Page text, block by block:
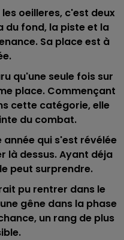
oeilleres, c'est deux
du fond, la piste et la
Sa place est à
qu'une seule fois sur
place. Commençant
cette catégorie, elle
du combat.
année qui s'est révélée
là dessus. Ayant déja
peut surprendre.
pu rentrer dans le
gêne dans la phase
un rang de plus